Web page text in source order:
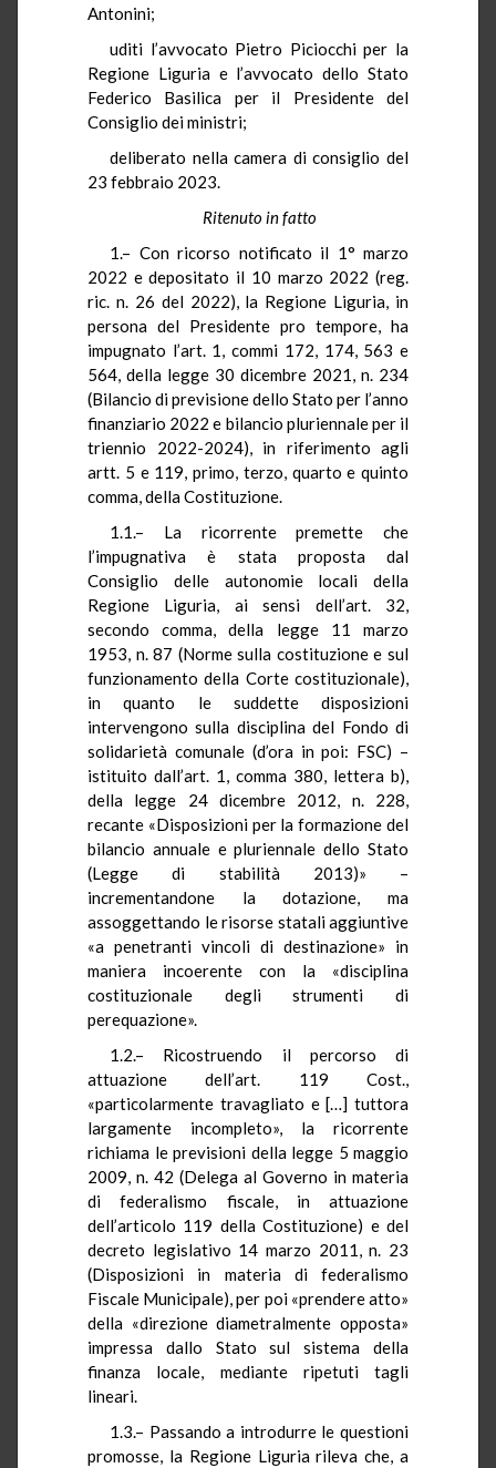
Antonini;
uditi l’avvocato Pietro Piciocchi per la
Regione Liguria e l’avvocato dello Stato
Federico Basilica per il Presidente del
Consiglio dei ministri;
deliberato nella camera di consiglio del
23 febbraio 2023.
Ritenuto in fatto
1.– Con ricorso notificato il 1° marzo
2022 e depositato il 10 marzo 2022 (reg.
ric. n. 26 del 2022), la Regione Liguria, in
persona del Presidente pro tempore, ha
impugnato l’art. 1, commi 172, 174, 563 e
564, della legge 30 dicembre 2021, n. 234
(Bilancio di previsione dello Stato per l’anno
finanziario 2022 e bilancio pluriennale per il
triennio 2022-2024), in riferimento agli
artt. 5 e 119, primo, terzo, quarto e quinto
comma, della Costituzione.
1.1.– La ricorrente premette che
l’impugnativa è stata proposta dal
Consiglio delle autonomie locali della
Regione Liguria, ai sensi dell’art. 32,
secondo comma, della legge 11 marzo
1953, n. 87 (Norme sulla costituzione e sul
funzionamento della Corte costituzionale),
in quanto le suddette disposizioni
intervengono sulla disciplina del Fondo di
solidarietà comunale (d’ora in poi: FSC) –
istituito dall’art. 1, comma 380, lettera b),
della legge 24 dicembre 2012, n. 228,
recante «Disposizioni per la formazione del
bilancio annuale e pluriennale dello Stato
(Legge di stabilità 2013)» –
incrementandone la dotazione, ma
assoggettando le risorse statali aggiuntive
«a penetranti vincoli di destinazione» in
maniera incoerente con la «disciplina
costituzionale degli strumenti di
perequazione».
1.2.– Ricostruendo il percorso di
attuazione dell’art. 119 Cost.,
«particolarmente travagliato e […] tuttora
largamente incompleto», la ricorrente
richiama le previsioni della legge 5 maggio
2009, n. 42 (Delega al Governo in materia
di federalismo fiscale, in attuazione
dell’articolo 119 della Costituzione) e del
decreto legislativo 14 marzo 2011, n. 23
(Disposizioni in materia di federalismo
Fiscale Municipale), per poi «prendere atto»
della «direzione diametralmente opposta»
impressa dallo Stato sul sistema della
finanza locale, mediante ripetuti tagli
lineari.
1.3.– Passando a introdurre le questioni
promosse, la Regione Liguria rileva che, a